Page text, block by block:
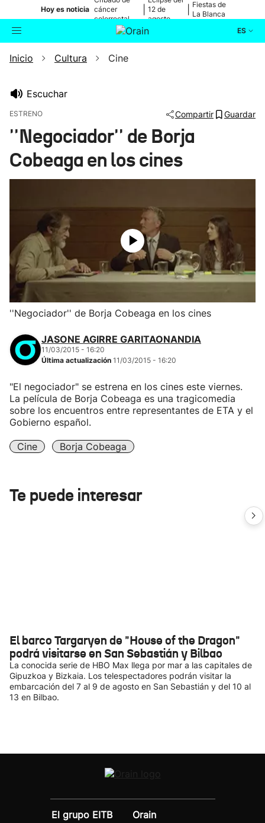
Hoy es noticia cáncer
colorrectal
12 de
agosto
Fiestas de
La Blanca
ES
Buscador Actualidad
Ikusmiran
Inicio Cultura Cine
Escuchar
ESTRENO Compartir Guardar
''Negociador'' de Borja
Cobeaga en los cines
''Negociador'' de Borja Cobeaga en los cines
JASONE AGIRRE GARITAONANDIA
11/03/2015 - 16:20
Última actualización 11/03/2015 - 16:20
"El negociador" se estrena en los cines este viernes.
La película de Borja Cobeaga es una tragicomedia
sobre los encuentros entre representantes de ETA y el
Gobierno español.
Cine Borja Cobeaga
Te puede interesar
El barco Targaryen de "House of the Dragon"
podrá visitarse en San Sebastián y Bilbao
La conocida serie de HBO Max llega por mar a las capitales de
Gipuzkoa y Bizkaia. Los telespectadores podrán visitar la
embarcación del 7 al 9 de agosto en San Sebastián y del 10 al
13 en Bilbao.
El grupo EITB
Orain